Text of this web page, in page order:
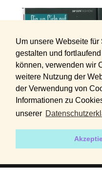
Um unsere Webseite für
gestalten und
können, verwenden wir
weitere Nutzung der
der Verwendung von
Informationen zu
unserer